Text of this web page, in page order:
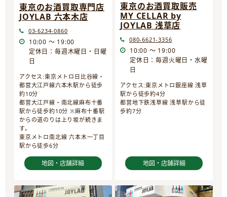
東京のお酒買取専門店
JOYLAB 六本木店
03-6234-0860
10:00 ～ 19:00
定休日：毎週木曜日・日曜
日
アクセス:東京メトロ日比谷線・
都営大江戸線六本木駅から徒歩
約10分
都営大江戸線・南北線麻布十番
駅から徒歩約10分 ※麻布十番駅
からの道のりは上り坂が続きま
す。
東京メトロ南北線 六本木一丁目
駅から徒歩6分
地図・店舗詳細
東京のお酒買取販売
MY CELLAR by
JOYLAB 浅草店
080-6621-3356
10:00 ～ 19:00
定休日：毎週火曜日・水曜
日
アクセス:東京メトロ銀座線 浅草
駅から徒歩約4分
都営地下鉄浅草線 浅草駅から徒
歩約7分
地図・店舗詳細